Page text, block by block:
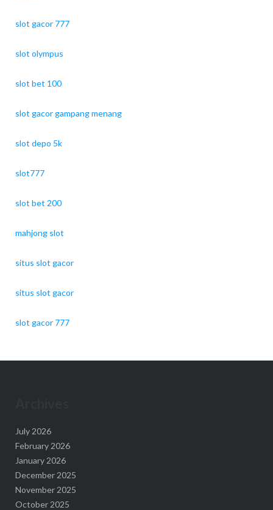
slot gacor 777
slot olympus
slot bet 100
slot gacor gampang menang
slot depo 5k
slot777
slot bet 200
mahjong slot
situs slot gacor
situs slot gacor
slot gacor 777
July 2026
February 2026
January 2026
December 2025
November 2025
October 2025